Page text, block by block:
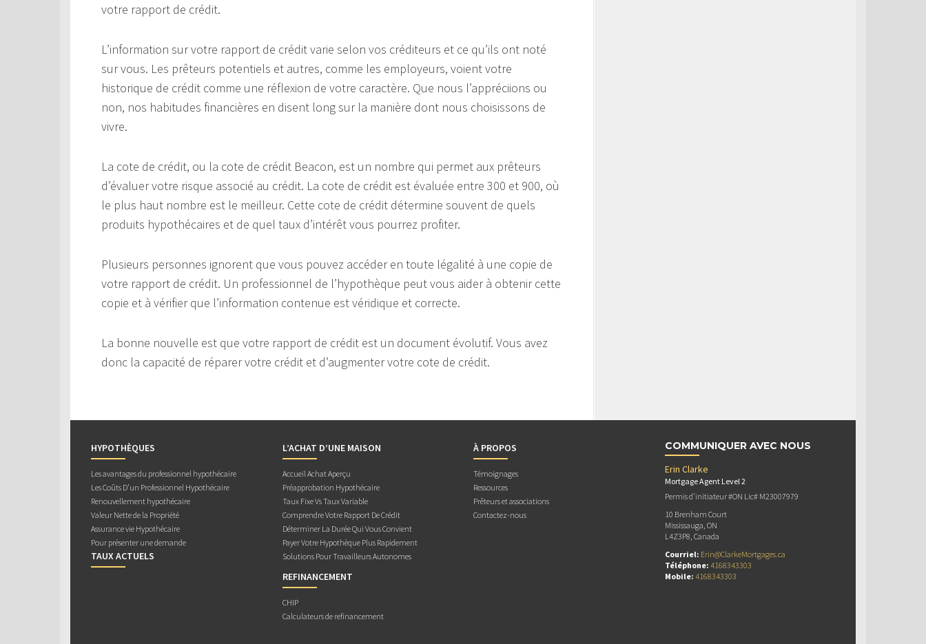
votre rapport de crédit.
L’information sur votre rapport de crédit varie selon vos créditeurs et ce qu’ils ont noté
sur vous. Les prêteurs potentiels et autres, comme les employeurs, voient votre
historique de crédit comme une réflexion de votre caractère. Que nous l’appréciions ou
non, nos habitudes financières en disent long sur la manière dont nous choisissons de
vivre.
La cote de crédit, ou la cote de crédit Beacon, est un nombre qui permet aux prêteurs
d’évaluer votre risque associé au crédit. La cote de crédit est évaluée entre 300 et 900, où
le plus haut nombre est le meilleur. Cette cote de crédit détermine souvent de quels
produits hypothécaires et de quel taux d’intérêt vous pourrez profiter.
Plusieurs personnes ignorent que vous pouvez accéder en toute légalité à une copie de
votre rapport de crédit. Un professionnel de l’hypothèque peut vous aider à obtenir cette
copie et à vérifier que l’information contenue est véridique et correcte.
La bonne nouvelle est que votre rapport de crédit est un document évolutif. Vous avez
donc la capacité de réparer votre crédit et d’augmenter votre cote de crédit.
HYPOTHÈQUES
Les avantages du professionnel hypothécaire
Les Coûts D’un Professionnel Hypothécaire
Renouvellement hypothécaire
Valeur Nette de la Propriété
Assurance vie Hypothécaire
Pour présenter une demande
TAUX ACTUELS
L’ACHAT D’UNE MAISON
Accueil Achat Aperçu
Préapprobation Hypothécaire
Taux Fixe Vs Taux Variable
Comprendre Votre Rapport De Crédit
Déterminer La Durée Qui Vous Convient
Payer Votre Hypothèque Plus Rapidement
Solutions Pour Travailleurs Autonomes
REFINANCEMENT
CHIP
Calculateurs de refinancement
À PROPOS
Témoignages
Ressources
Prêteurs et associations
Contactez-nous
COMMUNIQUER AVEC NOUS
Erin Clarke
Mortgage Agent Level 2
Permis d’initiateur #ON Lic# M23007979
10 Brenham Court
Mississauga, ON
L4Z3P8, Canada
Courriel: Erin@ClarkeMortgages.ca
Téléphone: 4168343303
Mobile: 4168343303